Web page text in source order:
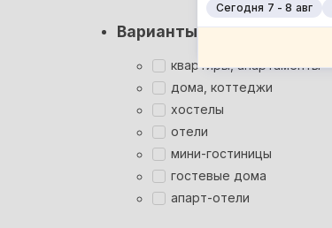
Сегодня 7 - 8 авг
Варианты размещения
квартиры, апартаменты
дома, коттеджи
хостелы
отели
мини-гостиницы
гостевые дома
апарт-отели